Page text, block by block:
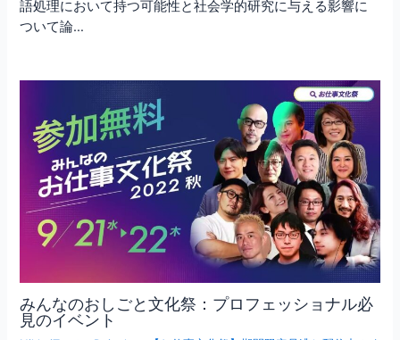
語処理において持つ可能性と社会学的研究に与える影響に
ついて論…
みんなのおしごと文化祭：プロフェッショナル必
見のイベント